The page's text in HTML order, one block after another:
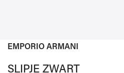
OPEN MEDIA IN GALERIJWEERGAVE
EMPORIO ARMANI
SLIPJE ZWART